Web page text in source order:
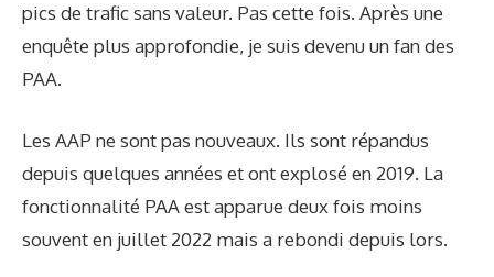
pics de trafic sans valeur. Pas cette fois. Après une
enquête plus approfondie, je suis devenu un fan des
PAA.
Les AAP ne sont pas nouveaux. Ils sont répandus
depuis quelques années et ont explosé en 2019. La
fonctionnalité PAA est apparue deux fois moins
souvent en juillet 2022 mais a rebondi depuis lors.